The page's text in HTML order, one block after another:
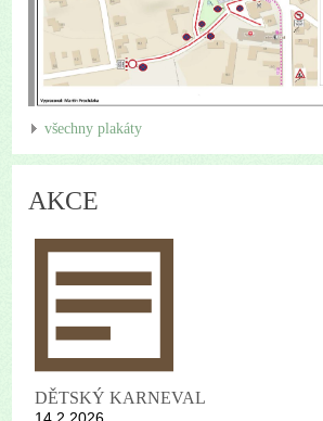
všechny plakáty
AKCE
DĚTSKÝ KARNEVAL
14.2.2026